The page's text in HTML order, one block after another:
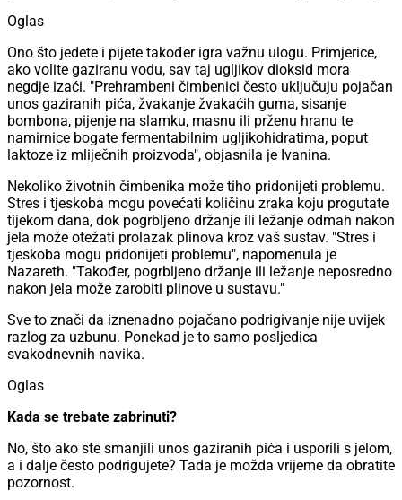
Oglas
Ono što jedete i pijete također igra važnu ulogu. Primjerice,
ako volite gaziranu vodu, sav taj ugljikov dioksid mora
negdje izaći. "Prehrambeni čimbenici često uključuju pojačan
unos gaziranih pića, žvakanje žvakaćih guma, sisanje
bombona, pijenje na slamku, masnu ili prženu hranu te
namirnice bogate fermentabilnim ugljikohidratima, poput
laktoze iz mliječnih proizvoda", objasnila je Ivanina.
Nekoliko životnih čimbenika može tiho pridonijeti problemu.
Stres i tjeskoba mogu povećati količinu zraka koju progutate
tijekom dana, dok pogrbljeno držanje ili ležanje odmah nakon
jela može otežati prolazak plinova kroz vaš sustav. "Stres i
tjeskoba mogu pridonijeti problemu", napomenula je
Nazareth. "Također, pogrbljeno držanje ili ležanje neposredno
nakon jela može zarobiti plinove u sustavu."
Sve to znači da iznenadno pojačano podrigivanje nije uvijek
razlog za uzbunu. Ponekad je to samo posljedica
svakodnevnih navika.
Oglas
Kada se trebate zabrinuti?
No, što ako ste smanjili unos gaziranih pića i usporili s jelom,
a i dalje često podrigujete? Tada je možda vrijeme da obratite
pozornost.